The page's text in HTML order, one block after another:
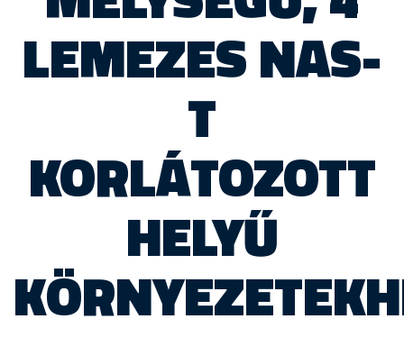
LEMEZES NAS-
T
KORLÁTOZOTT
HELYŰ